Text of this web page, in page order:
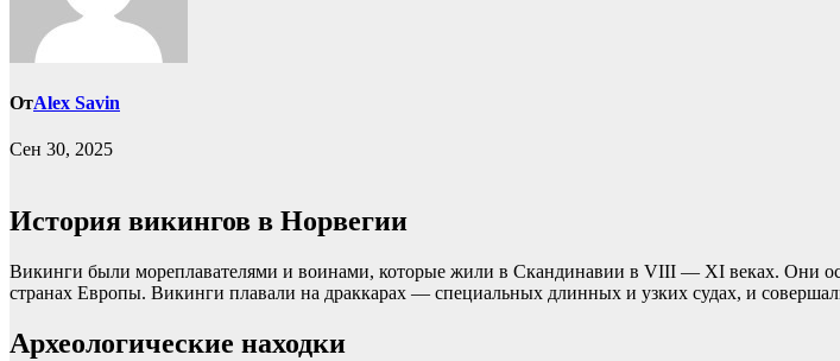
ОтAlex Savin
Сен 30, 2025
История викингов в Норвегии
Викинги были мореплавателями и воинами, которые жили в Скандинавии в VIII — XI веках. Они
странах Европы. Викинги плавали на драккарах — специальных длинных и узких судах, и
Археологические находки